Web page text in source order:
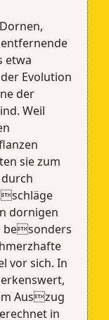
etwa
Evolution
der
Weil
sie zum
dornigen
besonders
vor sich. In
Auszug
in